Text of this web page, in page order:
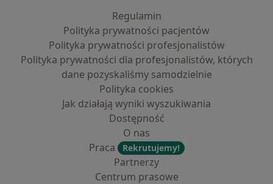
Regulamin
Polityka prywatności pacjentów
Polityka prywatności profesjonalistów
Polityka prywatności dla profesjonalistów, których
dane pozyskaliśmy samodzielnie
Polityka cookies
Jak działają wyniki wyszukiwania
Dostępność
O nas
Praca
Rekrutujemy!
Partnerzy
Centrum prasowe